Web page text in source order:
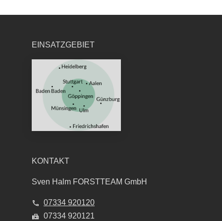
EINSATZGEBIET
KONTAKT
Sven Halm FORSTTEAM GmbH
07334 920120
07334 920121